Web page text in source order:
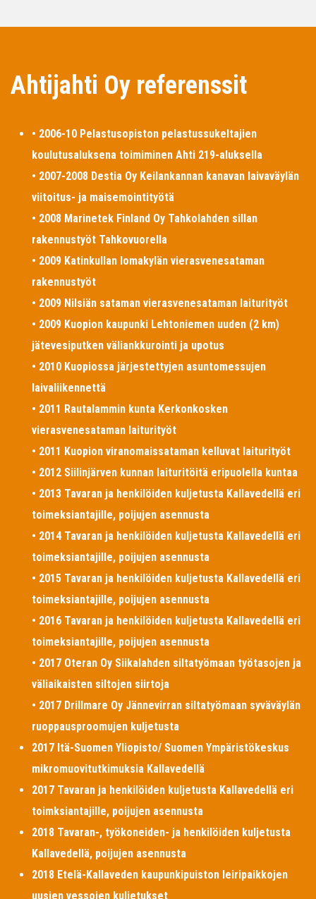
Ahtijahti Oy referenssit
• 2006-10 Pelastusopiston pelastussukeltajien
koulutusaluksena toimiminen Ahti 219-aluksella
• 2007-2008 Destia Oy Keilankannan kanavan laivaväylän
viitoitus- ja maisemointityötä
• 2008 Marinetek Finland Oy Tahkolahden sillan
rakennustyöt Tahkovuorella
• 2009 Katinkullan lomakylän vierasvenesataman
rakennustyöt
• 2009 Nilsiän sataman vierasvenesataman laiturityöt
• 2009 Kuopion kaupunki Lehtoniemen uuden (2 km)
jätevesiputken väliankkurointi ja upotus
• 2010 Kuopiossa järjestettyjen asuntomessujen
laivaliikennettä
• 2011 Rautalammin kunta Kerkonkosken
vierasvenesataman laiturityöt
• 2011 Kuopion viranomaissataman kelluvat laiturityöt
• 2012 Siilinjärven kunnan laituritöitä eripuolella kuntaa
• 2013 Tavaran ja henkilöiden kuljetusta Kallavedellä eri
toimeksiantajille, poijujen asennusta
• 2014 Tavaran ja henkilöiden kuljetusta Kallavedellä eri
toimeksiantajille, poijujen asennusta
• 2015 Tavaran ja henkilöiden kuljetusta Kallavedellä eri
toimeksiantajille, poijujen asennusta
• 2016 Tavaran ja henkilöiden kuljetusta Kallavedellä eri
toimeksiantajille, poijujen asennusta
• 2017 Oteran Oy Siikalahden siltatyömaan työtasojen ja
väliaikaisten siltojen siirtoja
• 2017 Drillmare Oy Jännevirran siltatyömaan syväväylän
ruoppausproomujen kuljetusta
2017 Itä-Suomen Yliopisto/ Suomen Ympäristökeskus
mikromuovitutkimuksia Kallavedellä
2017 Tavaran ja henkilöiden kuljetusta Kallavedellä eri
toimksiantajille, poijujen asennusta
2018 Tavaran-, työkoneiden- ja henkilöiden kuljetusta
Kallavedellä, poijujen asennusta
2018 Etelä-Kallaveden kaupunkipuiston leiripaikkojen
uusien vessojen kuljetukset